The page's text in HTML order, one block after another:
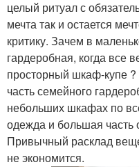
целый ритуал с
мечта так и остается
критику. Зачем в
гардеробная, когда все
просторный шкаф-купе
часть семейного
небольших шкафах по
одежда и большая часть
Привычный расклад
не экономится.